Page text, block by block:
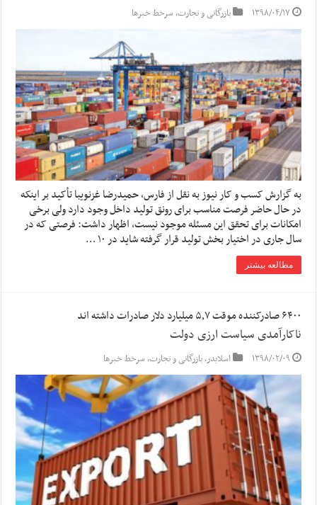
۱۳۹۸/۰۴/۱۷ بازرگانی و تجارت,سرخط خبرها
به گزارش کسب و کار نیوز به نقل از فارس, حمیدرضا غزنویبا تأکید بر اینکه
در حال حاضر فرصت مناسب برای رونق تولید داخل وجود دارد ولی برخی
امکانات برای تحقق این مسئله موجود نیست، اظهار داشت: فرصتی که در
سال جاری در اختیار بخش تولید قرار گرفته شاید در ۱۰ …
مطالعه بیشتر
۶۴۰۰ صادرکننده موقت ۵٫۷ میلیارد دلار صادرات داشته اند
ناکارآمدی سیاست ارزی دولت
۱۳۹۸/۰۲/۰۹ اسلایدر,بازرگانی و تجارت,سرخط خبرها